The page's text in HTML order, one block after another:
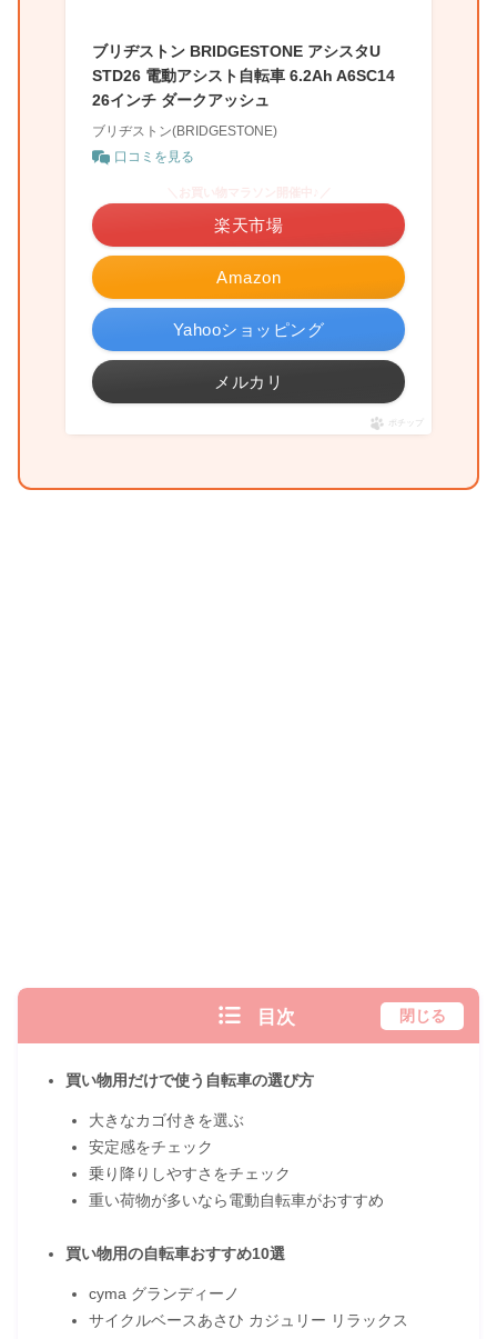
ブリヂストン BRIDGESTONE アシスタU
STD26 電動アシスト自転車 6.2Ah A6SC14
26インチ ダークアッシュ
ブリヂストン(BRIDGESTONE)
口コミを見る
Amazon
楽天市場
Yahooショッピング
メルカリ
ポチップ
目次 閉じる
買い物用だけで使う自転車の選び方
大きなカゴ付きを選ぶ
安定感をチェック
乗り降りしやすさをチェック
重い荷物が多いなら電動自転車がおすすめ
買い物用の自転車おすすめ10選
cyma グランディーノ
サイクルベースあさひ カジュリー リラックス